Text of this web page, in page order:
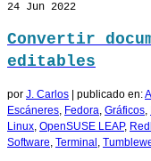
24 Jun 2022
Convertir
editables
por J. Carlos publicado en:
Escáneres, Fedora, Gráficos,
Linux, OpenSUSE LEAP,
Software, Terminal ,